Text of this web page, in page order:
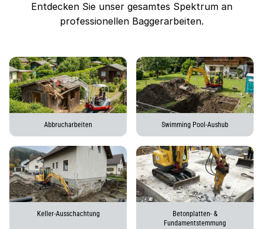
Entdecken Sie unser gesamtes Spektrum an
professionellen Baggerarbeiten.
Abbrucharbeiten Swimming Pool-Aushub
Keller-Ausschachtung
Betonplatten- &
Fundamentstemmung